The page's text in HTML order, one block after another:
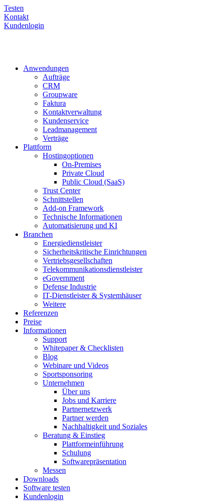
Testen
Kontakt
Kundenlogin
Anwendungen
Aufträge
CRM
Groupware
Faktura
Kontaktverwaltung
Kundenservice
Leadmanagement
Verträge
Plattform
Hostingoptionen
On-Premises
Private Cloud
Public Cloud (SaaS)
Trust Center
Schnittstellen
Add-on Framework
Technische Informationen
Automatisierung und KI
Branchen
Energiedienstleister
Sicherheitskritische Einrichtungen
Vertriebsgesellschaften
Telekommunikationsdienstleister
eGovernment
Defense Industrie
IT-Dienstleister & Systemhäuser
Weitere
Referenzen
Preise
Informationen
Support
Whitepaper & Checklisten
Blog
Webinare und Videos
Sportsponsoring
Unternehmen
Über uns
Jobs und Karriere
Partnernetzwerk
Partner werden
Nachhaltigkeit und Soziales
Beratung & Einstieg
Plattformeinführung
Schulung
Softwarepräsentation
Messen
Downloads
Software testen
Kundenlogin